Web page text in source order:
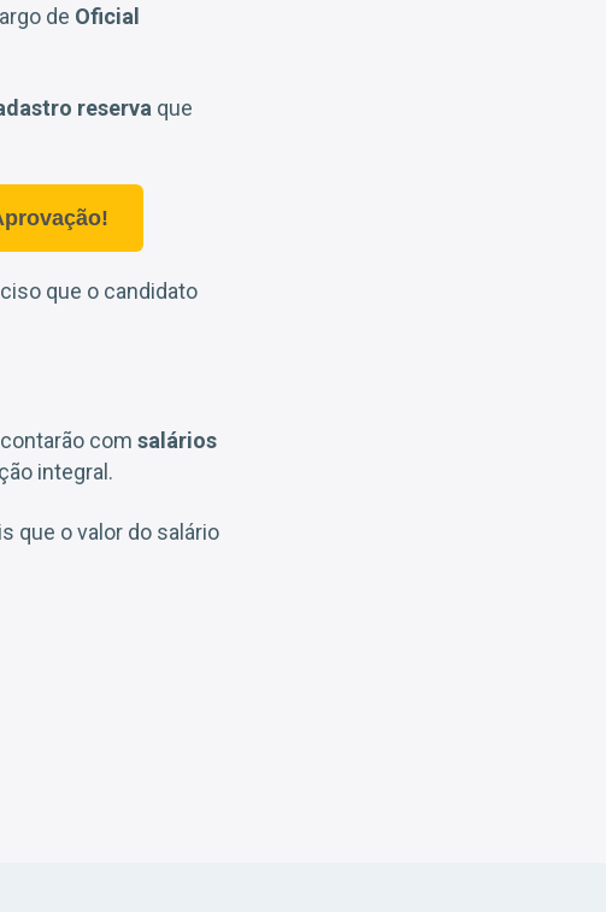
de Oficial
reserva que
que o candidato
contarão com salários
integral.
que o valor do salário